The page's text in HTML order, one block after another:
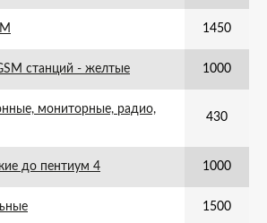
1450
станций - желтые 1000
мониторные, радио,
430
до пентиум 4 1000
1500